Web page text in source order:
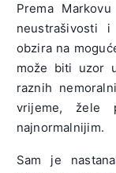
Prema
neustrašivosti
obzira na
može biti uzor
raznih
vrijeme, žele
najnormalnijim.
Sam je